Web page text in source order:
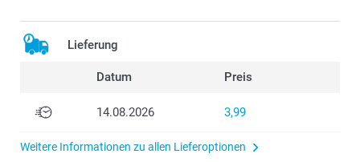
Lieferung
Datum Preis
14.08.2026 3,99
Weitere Informationen zu allen Lieferoptionen